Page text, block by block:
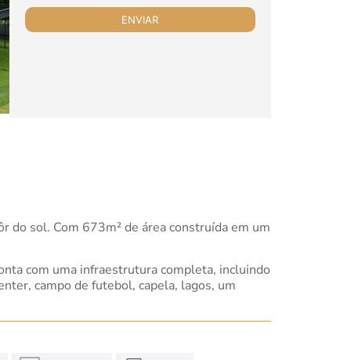
do sol. Com 673m² de área construída em um
com uma infraestrutura completa, incluindo
campo de futebol, capela, lagos, um